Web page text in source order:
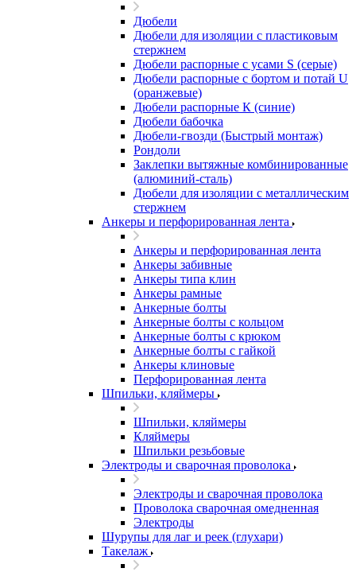
Дюбели
Дюбели для изоляции с пластиковым
стержнем
Дюбели распорные с усами S (серые)
Дюбели распорные c бортом и потай U
(оранжевые)
Дюбели распорные К (синие)
Дюбели бабочка
Дюбели-гвозди (Быстрый монтаж)
Рондоли
Заклепки вытяжные комбинированные
(алюминий-сталь)
Дюбели для изоляции с металлическим
стержнем
Анкеры и перфорированная лента
Анкеры и перфорированная лента
Анкеры забивные
Анкеры типа клин
Анкеры рамные
Анкерные болты
Анкерные болты с кольцом
Анкерные болты с крюком
Анкерные болты с гайкой
Анкеры клиновые
Перфорированная лента
Шпильки, кляймеры
Шпильки, кляймеры
Кляймеры
Шпильки резьбовые
Электроды и сварочная проволока
Электроды и сварочная проволока
Проволока сварочная омедненная
Электроды
Шурупы для лаг и реек (глухари)
Такелаж